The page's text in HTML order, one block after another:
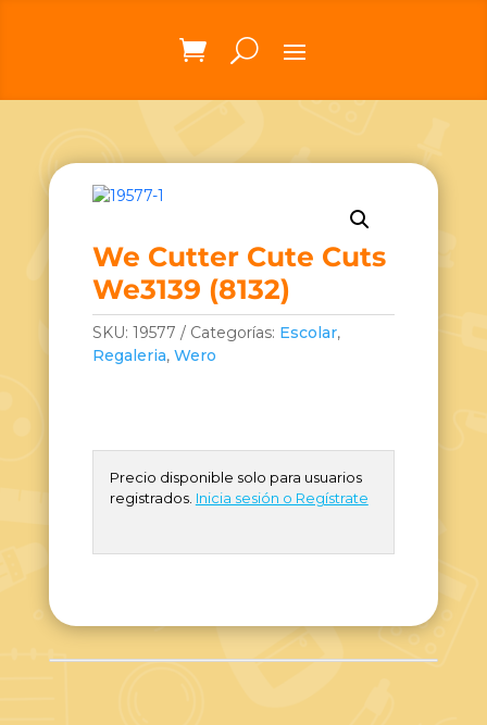
We Cutter Cute Cuts
We3139 (8132)
SKU: 19577 Categorías: Escolar,
Regaleria, Wero
Precio disponible solo para usuarios
registrados. Inicia sesión o Regístrate